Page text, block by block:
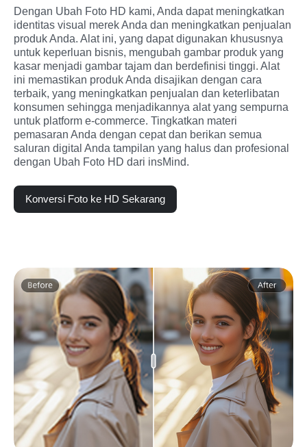
Dengan Ubah Foto HD kami, Anda dapat meningkatkan
identitas visual merek Anda dan meningkatkan penjualan
produk Anda. Alat ini, yang dapat digunakan khususnya
untuk keperluan bisnis, mengubah gambar produk yang
kasar menjadi gambar tajam dan berdefinisi tinggi. Alat
ini memastikan produk Anda disajikan dengan cara
terbaik, yang meningkatkan penjualan dan keterlibatan
konsumen sehingga menjadikannya alat yang sempurna
untuk platform e-commerce. Tingkatkan materi
pemasaran Anda dengan cepat dan berikan semua
saluran digital Anda tampilan yang halus dan profesional
dengan Ubah Foto HD dari insMind.
Konversi Foto ke HD Sekarang